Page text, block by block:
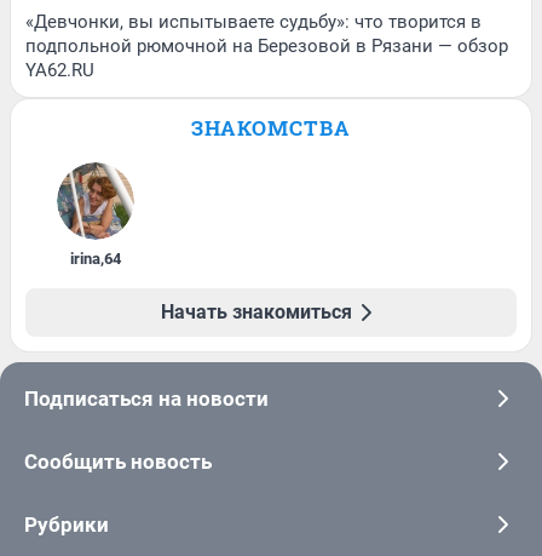
«Девчонки, вы испытываете судьбу»: что творится в
подпольной рюмочной на Березовой в Рязани — обзор
YA62.RU
ЗНАКОМСТВА
irina,64
Начать знакомиться
Подписаться на новости
Сообщить новость
Рубрики